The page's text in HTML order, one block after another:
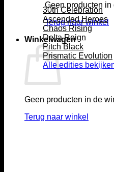
Geen producten
Terug naar winkel
Winkelwagen
Geen producten in de
Terug naar winkel
30th Celebration
Ascended Heroes
Chaos Rising
Delta Reign
Pitch Black
Prismatic Evolution
Alle edities